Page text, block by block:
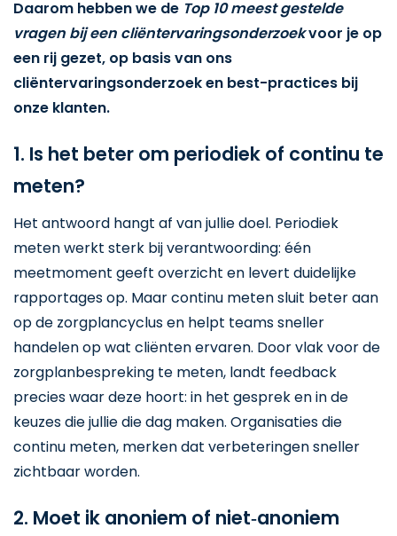
Daarom hebben we de Top 10 meest gestelde
vragen bij een cliëntervaringsonderzoekvoor je op
een rij gezet, op basis van ons
cliëntervaringsonderzoek en best-practices bij
onze klanten.
1. Is het beter om periodiek of continu te
meten?
Het antwoord hangt af van jullie doel. Periodiek
meten werkt sterk bij verantwoording: één
meetmoment geeft overzicht en levert duidelijke
rapportages op. Maar continu meten sluit beter aan
op de zorgplancyclus en helpt teams sneller
handelen op wat cliënten ervaren. Door vlak voor de
zorgplanbespreking te meten, landt feedback
precies waar deze hoort: in het gesprek en in de
keuzes die jullie die dag maken. Organisaties die
continu meten, merken dat verbeteringen sneller
zichtbaar worden.
2. Moet ik anoniem of niet‑anoniem